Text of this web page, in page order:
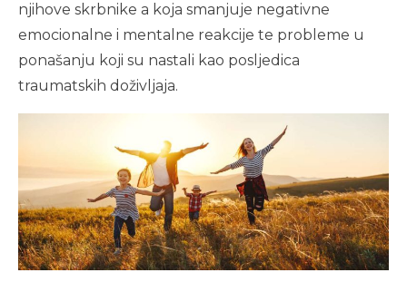
njihove skrbnike a koja smanjuje negativne
emocionalne i mentalne reakcije te probleme u
ponašanju koji su nastali kao posljedica
traumatskih doživljaja.